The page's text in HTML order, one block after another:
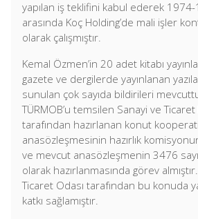
yapılan iş teklifini kabul ederek 1974-
arasında Koç Holding’de mali işler
olarak çalışmıştır.
Kemal Özmen’in 20 adet kitabı
gazete ve dergilerde yayınlanan
sunulan çok sayıda bildirileri
TÜRMOB’u temsilen Sanayi ve Ticaret
tarafından hazırlanan konut
anasözleşmesinin hazırlık
ve mevcut anasözleşmenin 3476
olarak hazırlanmasında görev
Ticaret Odası tarafından bu konuda
katkı sağlamıştır.